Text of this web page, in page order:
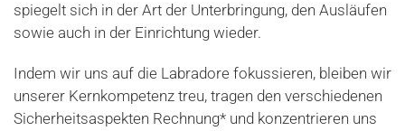
spiegelt sich in der Art der Unterbringung, den Ausläufen
sowie auch in der Einrichtung wieder.
Indem wir uns auf die Labradore fokussieren, bleiben wir
unserer Kernkompetenz treu, tragen den verschiedenen
Sicherheitsaspekten Rechnung* und konzentrieren uns